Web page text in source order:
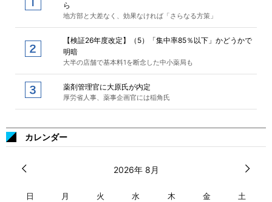
ら
地方部と大差なく、効果なければ「さらなる方策」
【検証26年度改定】（5）「集中率85％以下」かどうかで
明暗
大半の店舗で基本料1を断念した中小薬局も
薬剤管理官に大原氏が内定
厚労省人事、薬事企画官には稲角氏
カレンダー
2026年 8月
日 月 火 水 木 金 土